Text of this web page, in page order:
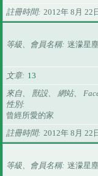
註冊時間
2012年 8月 22
等級、會員名稱 迷濛星
文章
13
來自、 獸設、 網站、
性別
曾經所愛的家
註冊時間
2012年 8月 22
等級、會員名稱 迷濛星